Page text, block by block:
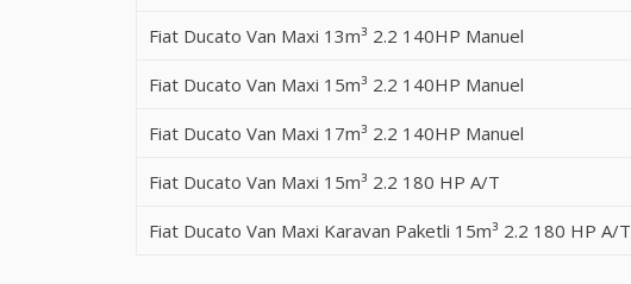
Fiat Ducato Van Maxi 13m³ 2.2 140HP Manuel
Fiat Ducato Van Maxi 15m³ 2.2 140HP Manuel
Fiat Ducato Van Maxi 17m³ 2.2 140HP Manuel
Fiat Ducato Van Maxi 15m³ 2.2 180 HP A/T
Fiat Ducato Van Maxi Karavan Paketli 15m³ 2.2 180 HP A/T